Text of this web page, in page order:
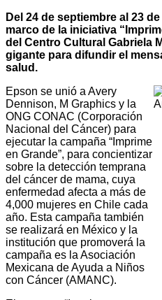
Del 24 de septiembre al 23
marco de la iniciativa
del Centro Cultural Gabriela
gigante para difundir el
salud.
Epson se unió a Avery
Dennison, M Graphics y la
ONG CONAC (Corporación
Nacional del Cáncer) para
ejecutar la campaña “Imprime
en Grande”, para concientizar
sobre la detección temprana
del cáncer de mama, cuya
enfermedad afecta a más de
4,000 mujeres en Chile cada
año. Esta campaña también
se realizará en México y la
institución que promoverá la
campaña es la Asociación
Mexicana de Ayuda a Niños
con Cáncer (AMANC).